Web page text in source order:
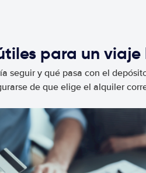
para un
seguir y qué pasa con el
de que elige el alquiler